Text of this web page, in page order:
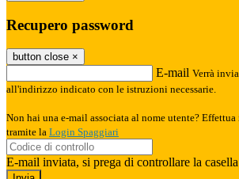
Recupero password
button close ×
E-mail Verrà
all'indirizzo indicato con le istruzioni necessarie.
Non hai una e-mail associata al nome utente?
tramite la Login Spaggiari
E-mail inviata, si prega di controllare la